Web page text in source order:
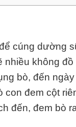
cúng dường
không
bò, đến
con đem cột
đến, đem bò